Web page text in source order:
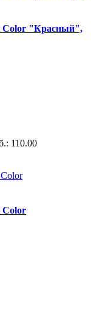
Color "Красный",
110.00
Color